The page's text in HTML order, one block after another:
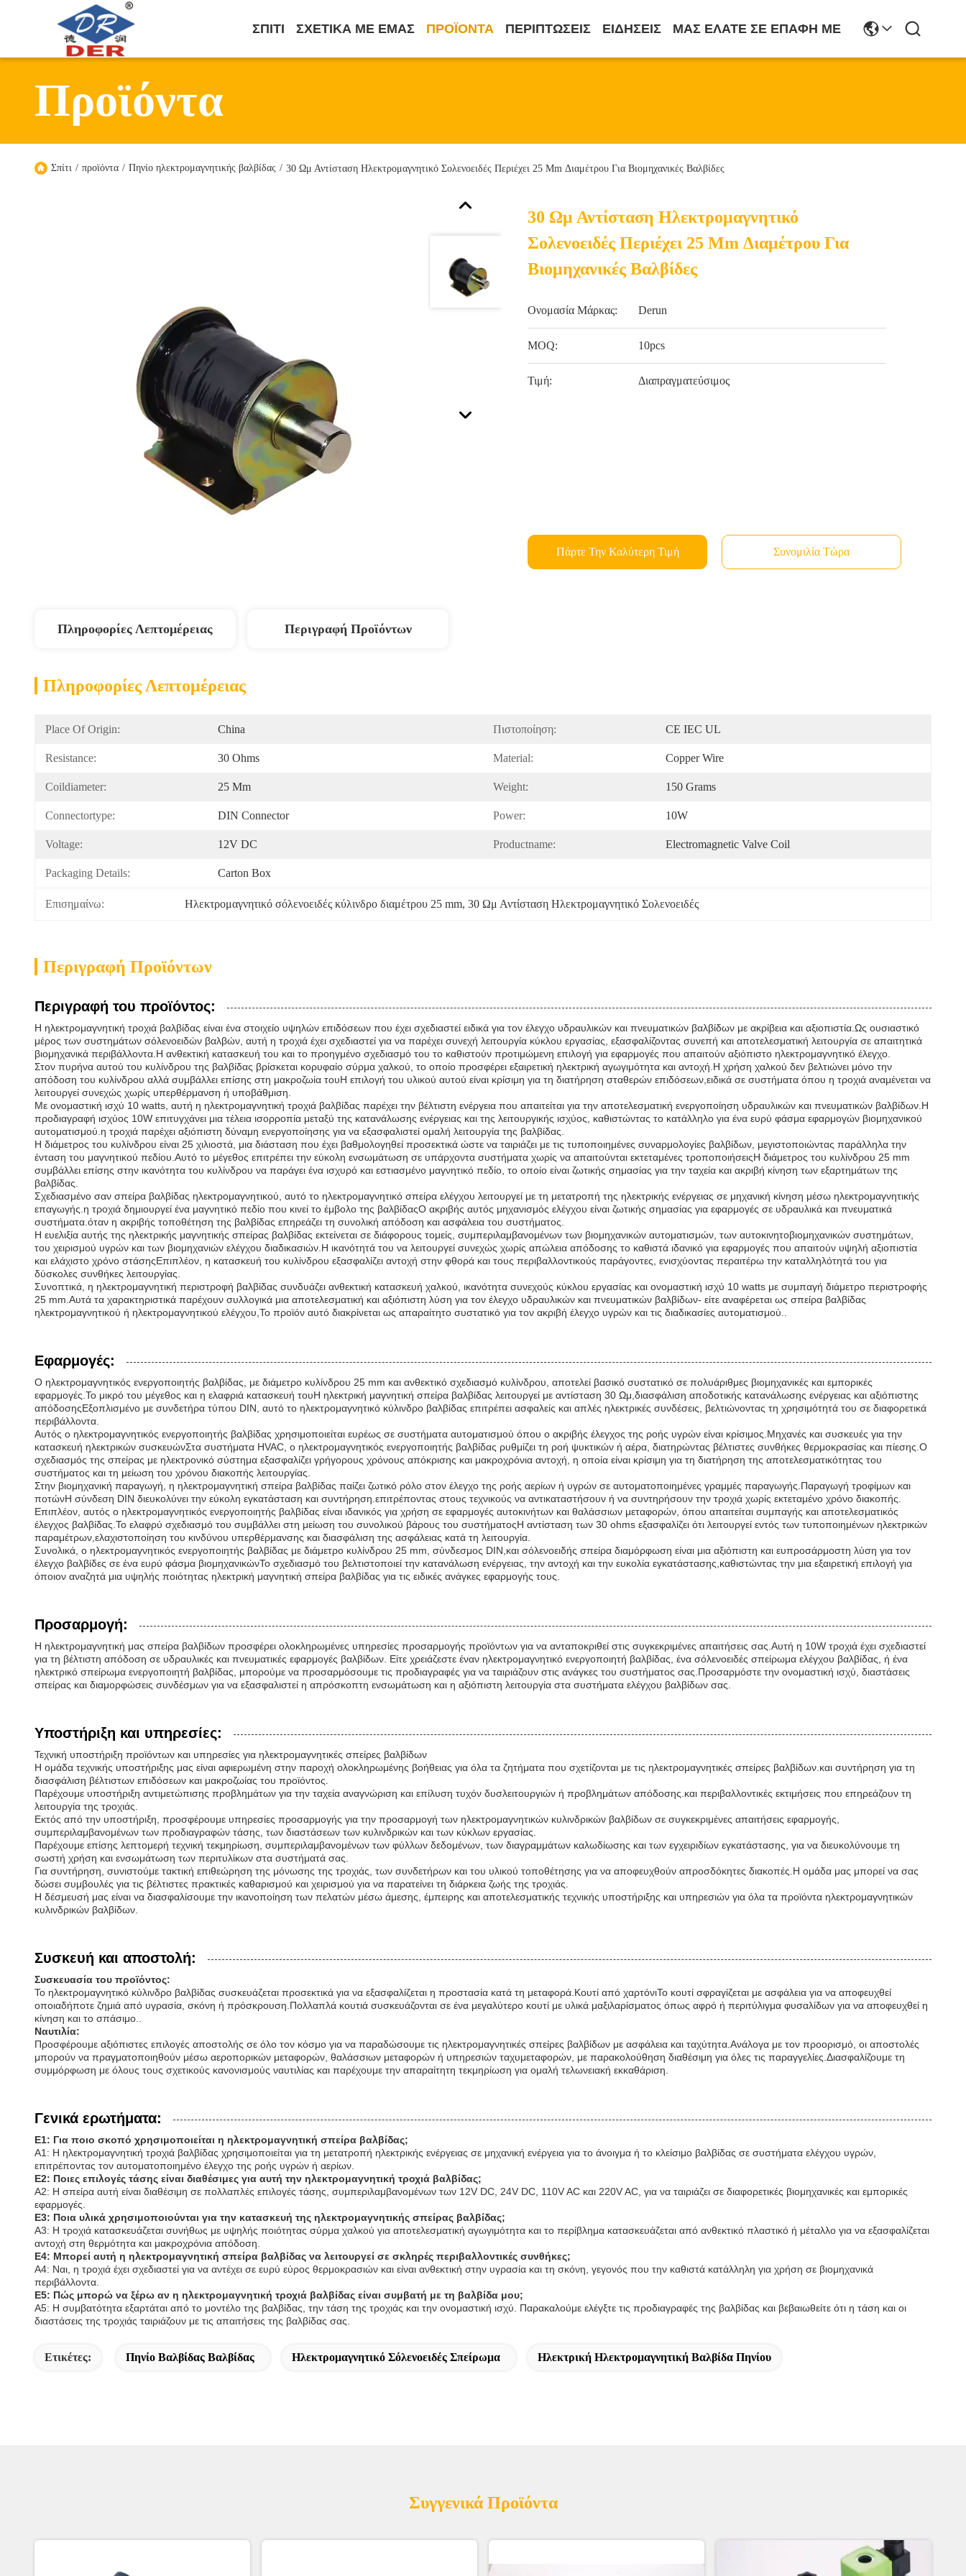
ΣΠΊΤΙ ΣΧΕΤΙΚΆ ΜΕ ΕΜΆΣ ΠΡΟΪΌΝΤΑ ΠΕΡΙΠΤΏΣΕΙΣ ΕΙΔΉΣΕΙΣ ΜΑΣ ΕΛΆΤΕ ΣΕ ΕΠΑΦΉ ΜΕ
Προϊόντα
Σπίτι / προϊόντα / Πηνίο ηλεκτρομαγνητικής βαλβίδας / 30 Ωμ Αντίσταση Ηλεκτρομαγνητικό Σολενοειδές Περιέχει 25 Mm Διαμέτρου Για Βιομηχανικές Βαλβίδες
30 Ωμ Αντίσταση Ηλεκτρομαγνητικό
Σολενοειδές Περιέχει 25 Mm Διαμέτρου Για
Βιομηχανικές Βαλβίδες
Ονομασία Μάρκας: Derun
MOQ: 10pcs
Τιμή: Διαπραγματεύσιμος
Πάρτε Την Καλύτερη Τιμή Συνομιλία Τώρα
Πληροφορίες Λεπτομέρειας Περιγραφή Προϊόντων
Πληροφορίες Λεπτομέρειας
Place Of Origin: China Πιστοποίηση: CE IEC UL
Resistance: 30 Ohms Material: Copper Wire
Coildiameter: 25 Mm Weight: 150 Grams
Connectortype: DIN Connector Power: 10W
Voltage: 12V DC Productname: Electromagnetic Valve Coil
Packaging Details: Carton Box
Επισημαίνω: Ηλεκτρομαγνητικό σόλενοειδές κύλινδρο διαμέτρου 25 mm, 30 Ωμ Αντίσταση Ηλεκτρομαγνητικό Σολενοειδές
Περιγραφή Προϊόντων
Περιγραφή του προϊόντος:
Η ηλεκτρομαγνητική τροχιά βαλβίδας είναι ένα στοιχείο υψηλών επιδόσεων που έχει σχεδιαστεί ειδικά για τον έλεγχο υδραυλικών και πνευματικών βαλβίδων με ακρίβεια και αξιοπιστία.Ως ουσιαστικό
μέρος των συστημάτων σόλενοειδών βαλβών, αυτή η τροχιά έχει σχεδιαστεί για να παρέχει συνεχή λειτουργία κύκλου εργασίας, εξασφαλίζοντας συνεπή και αποτελεσματική λειτουργία σε απαιτητικά
βιομηχανικά περιβάλλοντα.Η ανθεκτική κατασκευή του και το προηγμένο σχεδιασμό του το καθιστούν προτιμώμενη επιλογή για εφαρμογές που απαιτούν αξιόπιστο ηλεκτρομαγνητικό έλεγχο.
Στον πυρήνα αυτού του κυλίνδρου της βαλβίδας βρίσκεται κορυφαίο σύρμα χαλκού, το οποίο προσφέρει εξαιρετική ηλεκτρική αγωγιμότητα και αντοχή.Η χρήση χαλκού δεν βελτιώνει μόνο την
απόδοση του κυλίνδρου αλλά συμβάλλει επίσης στη μακροζωία τουΗ επιλογή του υλικού αυτού είναι κρίσιμη για τη διατήρηση σταθερών επιδόσεων,ειδικά σε συστήματα όπου η τροχιά αναμένεται να
λειτουργεί συνεχώς χωρίς υπερθέρμανση ή υποβάθμιση.
Με ονομαστική ισχύ 10 watts, αυτή η ηλεκτρομαγνητική τροχιά βαλβίδας παρέχει την βέλτιστη ενέργεια που απαιτείται για την αποτελεσματική ενεργοποίηση υδραυλικών και πνευματικών βαλβίδων.Η
προδιαγραφή ισχύος 10W επιτυγχάνει μια τέλεια ισορροπία μεταξύ της κατανάλωσης ενέργειας και της λειτουργικής ισχύος, καθιστώντας το κατάλληλο για ένα ευρύ φάσμα εφαρμογών βιομηχανικού
αυτοματισμού.η τροχιά παρέχει αξιόπιστη δύναμη ενεργοποίησης για να εξασφαλιστεί ομαλή λειτουργία της βαλβίδας.
Η διάμετρος του κυλίνδρου είναι 25 χιλιοστά, μια διάσταση που έχει βαθμολογηθεί προσεκτικά ώστε να ταιριάζει με τις τυποποιημένες συναρμολογίες βαλβίδων, μεγιστοποιώντας παράλληλα την
ένταση του μαγνητικού πεδίου.Αυτό το μέγεθος επιτρέπει την εύκολη ενσωμάτωση σε υπάρχοντα συστήματα χωρίς να απαιτούνται εκτεταμένες τροποποιήσειςΗ διάμετρος του κυλίνδρου 25 mm
συμβάλλει επίσης στην ικανότητα του κυλίνδρου να παράγει ένα ισχυρό και εστιασμένο μαγνητικό πεδίο, το οποίο είναι ζωτικής σημασίας για την ταχεία και ακριβή κίνηση των εξαρτημάτων της
βαλβίδας.
Σχεδιασμένο σαν σπείρα βαλβίδας ηλεκτρομαγνητικού, αυτό το ηλεκτρομαγνητικό σπείρα ελέγχου λειτουργεί με τη μετατροπή της ηλεκτρικής ενέργειας σε μηχανική κίνηση μέσω ηλεκτρομαγνητικής
επαγωγής.η τροχιά δημιουργεί ένα μαγνητικό πεδίο που κινεί το έμβολο της βαλβίδαςΟ ακριβής αυτός μηχανισμός ελέγχου είναι ζωτικής σημασίας για εφαρμογές σε υδραυλικά και πνευματικά
συστήματα.όταν η ακριβής τοποθέτηση της βαλβίδας επηρεάζει τη συνολική απόδοση και ασφάλεια του συστήματος.
Η ευελιξία αυτής της ηλεκτρικής μαγνητικής σπείρας βαλβίδας εκτείνεται σε διάφορους τομείς, συμπεριλαμβανομένων των βιομηχανικών αυτοματισμών, των αυτοκινητοβιομηχανικών συστημάτων,
του χειρισμού υγρών και των βιομηχανιών ελέγχου διαδικασιών.Η ικανότητά του να λειτουργεί συνεχώς χωρίς απώλεια απόδοσης το καθιστά ιδανικό για εφαρμογές που απαιτούν υψηλή αξιοπιστία
και ελάχιστο χρόνο στάσηςΕπιπλέον, η κατασκευή του κυλίνδρου εξασφαλίζει αντοχή στην φθορά και τους περιβαλλοντικούς παράγοντες, ενισχύοντας περαιτέρω την καταλληλότητά του για
δύσκολες συνθήκες λειτουργίας.
Συνοπτικά, η ηλεκτρομαγνητική περιστροφή βαλβίδας συνδυάζει ανθεκτική κατασκευή χαλκού, ικανότητα συνεχούς κύκλου εργασίας και ονομαστική ισχύ 10 watts με συμπαγή διάμετρο περιστροφής
25 mm.Αυτά τα χαρακτηριστικά παρέχουν συλλογικά μια αποτελεσματική και αξιόπιστη λύση για τον έλεγχο υδραυλικών και πνευματικών βαλβίδων- είτε αναφέρεται ως σπείρα βαλβίδας
ηλεκτρομαγνητικού ή ηλεκτρομαγνητικού ελέγχου,Το προϊόν αυτό διακρίνεται ως απαραίτητο συστατικό για τον ακριβή έλεγχο υγρών και τις διαδικασίες αυτοματισμού..
Εφαρμογές:
Ο ηλεκτρομαγνητικός ενεργοποιητής βαλβίδας, με διάμετρο κυλίνδρου 25 mm και ανθεκτικό σχεδιασμό κυλίνδρου, αποτελεί βασικό συστατικό σε πολυάριθμες βιομηχανικές και εμπορικές
εφαρμογές.Το μικρό του μέγεθος και η ελαφριά κατασκευή τουΗ ηλεκτρική μαγνητική σπείρα βαλβίδας λειτουργεί με αντίσταση 30 Ωμ,διασφάλιση αποδοτικής κατανάλωσης ενέργειας και αξιόπιστης
απόδοσηςΕξοπλισμένο με συνδετήρα τύπου DIN, αυτό το ηλεκτρομαγνητικό κύλινδρο βαλβίδας επιτρέπει ασφαλείς και απλές ηλεκτρικές συνδέσεις, βελτιώνοντας τη χρησιμότητά του σε διαφορετικά
περιβάλλοντα.
Αυτός ο ηλεκτρομαγνητικός ενεργοποιητής βαλβίδας χρησιμοποιείται ευρέως σε συστήματα αυτοματισμού όπου ο ακριβής έλεγχος της ροής υγρών είναι κρίσιμος.Μηχανές και συσκευές για την
κατασκευή ηλεκτρικών συσκευώνΣτα συστήματα HVAC, ο ηλεκτρομαγνητικός ενεργοποιητής βαλβίδας ρυθμίζει τη ροή ψυκτικών ή αέρα, διατηρώντας βέλτιστες συνθήκες θερμοκρασίας και πίεσης.Ο
σχεδιασμός της σπείρας με ηλεκτρονικό σύστημα εξασφαλίζει γρήγορους χρόνους απόκρισης και μακροχρόνια αντοχή, η οποία είναι κρίσιμη για τη διατήρηση της αποτελεσματικότητας του
συστήματος και τη μείωση του χρόνου διακοπής λειτουργίας.
Στην βιομηχανική παραγωγή, η ηλεκτρομαγνητική σπείρα βαλβίδας παίζει ζωτικό ρόλο στον έλεγχο της ροής αερίων ή υγρών σε αυτοματοποιημένες γραμμές παραγωγής.Παραγωγή τροφίμων και
ποτώνΗ σύνδεση DIN διευκολύνει την εύκολη εγκατάσταση και συντήρηση.επιτρέποντας στους τεχνικούς να αντικαταστήσουν ή να συντηρήσουν την τροχιά χωρίς εκτεταμένο χρόνο διακοπής.
Επιπλέον, αυτός ο ηλεκτρομαγνητικός ενεργοποιητής βαλβίδας είναι ιδανικός για χρήση σε εφαρμογές αυτοκινήτων και θαλάσσιων μεταφορών, όπου απαιτείται συμπαγής και αποτελεσματικός
έλεγχος βαλβίδας.Το ελαφρύ σχεδιασμό του συμβάλλει στη μείωση του συνολικού βάρους του συστήματοςΗ αντίσταση των 30 ohms εξασφαλίζει ότι λειτουργεί εντός των τυποποιημένων ηλεκτρικών
παραμέτρων,ελαχιστοποίηση του κινδύνου υπερθέρμανσης και διασφάλιση της ασφάλειας κατά τη λειτουργία.
Συνολικά, ο ηλεκτρομαγνητικός ενεργοποιητής βαλβίδας με διάμετρο κυλίνδρου 25 mm, σύνδεσμος DIN,και σόλενοειδής σπείρα διαμόρφωση είναι μια αξιόπιστη και ευπροσάρμοστη λύση για τον
έλεγχο βαλβίδες σε ένα ευρύ φάσμα βιομηχανικώνΤο σχεδιασμό του βελτιστοποιεί την κατανάλωση ενέργειας, την αντοχή και την ευκολία εγκατάστασης,καθιστώντας την μια εξαιρετική επιλογή για
όποιον αναζητά μια υψηλής ποιότητας ηλεκτρική μαγνητική σπείρα βαλβίδας για τις ειδικές ανάγκες εφαρμογής τους.
Προσαρμογή:
Η ηλεκτρομαγνητική μας σπείρα βαλβίδων προσφέρει ολοκληρωμένες υπηρεσίες προσαρμογής προϊόντων για να ανταποκριθεί στις συγκεκριμένες απαιτήσεις σας.Αυτή η 10W τροχιά έχει σχεδιαστεί
για τη βέλτιστη απόδοση σε υδραυλικές και πνευματικές εφαρμογές βαλβίδων. Είτε χρειάζεστε έναν ηλεκτρομαγνητικό ενεργοποιητή βαλβίδας, ένα σόλενοειδές σπείρωμα ελέγχου βαλβίδας, ή ένα
ηλεκτρικό σπείρωμα ενεργοποιητή βαλβίδας, μπορούμε να προσαρμόσουμε τις προδιαγραφές για να ταιριάζουν στις ανάγκες του συστήματος σας.Προσαρμόστε την ονομαστική ισχύ, διαστάσεις
σπείρας και διαμορφώσεις συνδέσμων για να εξασφαλιστεί η απρόσκοπτη ενσωμάτωση και η αξιόπιστη λειτουργία στα συστήματα ελέγχου βαλβίδων σας.
Υποστήριξη και υπηρεσίες:
Τεχνική υποστήριξη προϊόντων και υπηρεσίες για ηλεκτρομαγνητικές σπείρες βαλβίδων
Η ομάδα τεχνικής υποστήριξης μας είναι αφιερωμένη στην παροχή ολοκληρωμένης βοήθειας για όλα τα ζητήματα που σχετίζονται με τις ηλεκτρομαγνητικές σπείρες βαλβίδων.και συντήρηση για τη
διασφάλιση βέλτιστων επιδόσεων και μακροζωίας του προϊόντος.
Παρέχουμε υποστήριξη αντιμετώπισης προβλημάτων για την ταχεία αναγνώριση και επίλυση τυχόν δυσλειτουργιών ή προβλημάτων απόδοσης.και περιβαλλοντικές εκτιμήσεις που επηρεάζουν τη
λειτουργία της τροχιάς.
Εκτός από την υποστήριξη, προσφέρουμε υπηρεσίες προσαρμογής για την προσαρμογή των ηλεκτρομαγνητικών κυλινδρικών βαλβίδων σε συγκεκριμένες απαιτήσεις εφαρμογής,
συμπεριλαμβανομένων των προδιαγραφών τάσης, των διαστάσεων των κυλινδρικών και των κύκλων εργασίας.
Παρέχουμε επίσης λεπτομερή τεχνική τεκμηρίωση, συμπεριλαμβανομένων των φύλλων δεδομένων, των διαγραμμάτων καλωδίωσης και των εγχειριδίων εγκατάστασης, για να διευκολύνουμε τη
σωστή χρήση και ενσωμάτωση των περιτυλίκων στα συστήματά σας.
Για συντήρηση, συνιστούμε τακτική επιθεώρηση της μόνωσης της τροχιάς, των συνδετήρων και του υλικού τοποθέτησης για να αποφευχθούν απροσδόκητες διακοπές.Η ομάδα μας μπορεί να σας
δώσει συμβουλές για τις βέλτιστες πρακτικές καθαρισμού και χειρισμού για να παρατείνει τη διάρκεια ζωής της τροχιάς.
Η δέσμευσή μας είναι να διασφαλίσουμε την ικανοποίηση των πελατών μέσω άμεσης, έμπειρης και αποτελεσματικής τεχνικής υποστήριξης και υπηρεσιών για όλα τα προϊόντα ηλεκτρομαγνητικών
κυλινδρικών βαλβίδων.
Συσκευή και αποστολή:
Συσκευασία του προϊόντος:
Το ηλεκτρομαγνητικό κύλινδρο βαλβίδας συσκευάζεται προσεκτικά για να εξασφαλίζεται η προστασία κατά τη μεταφορά.Κουτί από χαρτόνιΤο κουτί σφραγίζεται με ασφάλεια για να αποφευχθεί
οποιαδήποτε ζημιά από υγρασία, σκόνη ή πρόσκρουση.Πολλαπλά κουτιά συσκευάζονται σε ένα μεγαλύτερο κουτί με υλικά μαξιλαρίσματος όπως αφρό ή περιτύλιγμα φυσαλίδων για να αποφευχθεί η
κίνηση και το σπάσιμο..
Ναυτιλία:
Προσφέρουμε αξιόπιστες επιλογές αποστολής σε όλο τον κόσμο για να παραδώσουμε τις ηλεκτρομαγνητικές σπείρες βαλβίδων με ασφάλεια και ταχύτητα.Ανάλογα με τον προορισμό, οι αποστολές
μπορούν να πραγματοποιηθούν μέσω αεροπορικών μεταφορών, θαλάσσιων μεταφορών ή υπηρεσιών ταχυμεταφορών, με παρακολούθηση διαθέσιμη για όλες τις παραγγελίες.Διασφαλίζουμε τη
συμμόρφωση με όλους τους σχετικούς κανονισμούς ναυτιλίας και παρέχουμε την απαραίτητη τεκμηρίωση για ομαλή τελωνειακή εκκαθάριση.
Γενικά ερωτήματα:
Ε1: Για ποιο σκοπό χρησιμοποιείται η ηλεκτρομαγνητική σπείρα βαλβίδας;
Α1: Η ηλεκτρομαγνητική τροχιά βαλβίδας χρησιμοποιείται για τη μετατροπή ηλεκτρικής ενέργειας σε μηχανική ενέργεια για το άνοιγμα ή το κλείσιμο βαλβίδας σε συστήματα ελέγχου υγρών,
επιτρέποντας τον αυτοματοποιημένο έλεγχο της ροής υγρών ή αερίων.
Ε2: Ποιες επιλογές τάσης είναι διαθέσιμες για αυτή την ηλεκτρομαγνητική τροχιά βαλβίδας;
Α2: Η σπείρα αυτή είναι διαθέσιμη σε πολλαπλές επιλογές τάσης, συμπεριλαμβανομένων των 12V DC, 24V DC, 110V AC και 220V AC, για να ταιριάζει σε διαφορετικές βιομηχανικές και εμπορικές
εφαρμογές.
Ε3: Ποια υλικά χρησιμοποιούνται για την κατασκευή της ηλεκτρομαγνητικής σπείρας βαλβίδας;
Α3: Η τροχιά κατασκευάζεται συνήθως με υψηλής ποιότητας σύρμα χαλκού για αποτελεσματική αγωγιμότητα και το περίβλημα κατασκευάζεται από ανθεκτικό πλαστικό ή μέταλλο για να εξασφαλίζεται
αντοχή στη θερμότητα και μακροχρόνια απόδοση.
Ε4: Μπορεί αυτή η ηλεκτρομαγνητική σπείρα βαλβίδας να λειτουργεί σε σκληρές περιβαλλοντικές συνθήκες;
Α4: Ναι, η τροχιά έχει σχεδιαστεί για να αντέχει σε ευρύ εύρος θερμοκρασιών και είναι ανθεκτική στην υγρασία και τη σκόνη, γεγονός που την καθιστά κατάλληλη για χρήση σε βιομηχανικά
περιβάλλοντα.
Ε5: Πώς μπορώ να ξέρω αν η ηλεκτρομαγνητική τροχιά βαλβίδας είναι συμβατή με τη βαλβίδα μου;
Α5: Η συμβατότητα εξαρτάται από το μοντέλο της βαλβίδας, την τάση της τροχιάς και την ονομαστική ισχύ. Παρακαλούμε ελέγξτε τις προδιαγραφές της βαλβίδας και βεβαιωθείτε ότι η τάση και οι
διαστάσεις της τροχιάς ταιριάζουν με τις απαιτήσεις της βαλβίδας σας.
Ετικέτες: Πηνίο Βαλβίδας Βαλβίδας Ηλεκτρομαγνητικό Σόλενοειδές Σπείρωμα Ηλεκτρική Ηλεκτρομαγνητική Βαλβίδα Πηνίου
Συγγενικά Προϊόντα